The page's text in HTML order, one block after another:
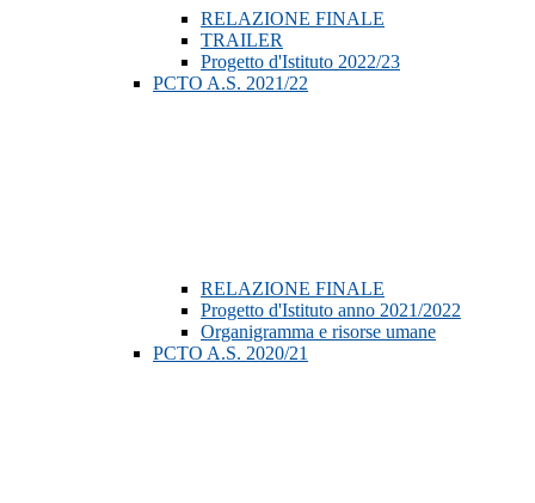
RELAZIONE FINALE
TRAILER
Progetto d'Istituto 2022/23
PCTO A.S. 2021/22
RELAZIONE FINALE
Progetto d'Istituto anno 2021/2022
Organigramma e risorse umane
PCTO A.S. 2020/21